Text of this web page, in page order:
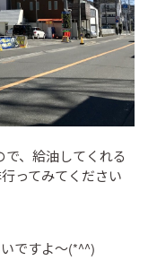
、給油してくれる
ってみてください
ですよ～(*^^)